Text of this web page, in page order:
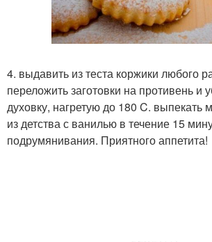
4. выдавить из теста коржики любого
переложить заготовки на противень и
духовку, нагретую до 180 C. выпекать
из детства с ванилью в течение 15
подрумянивания. Приятного аппетита!